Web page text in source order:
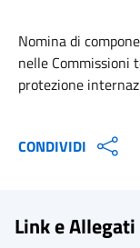
Nomina di
nelle Commissioni
protezione
CONDIVIDI
Link e Allegati